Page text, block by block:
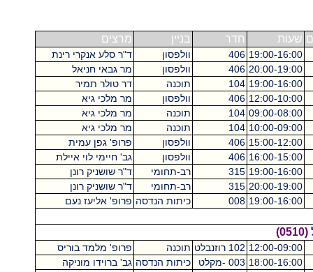
שעות חדר בניין מרצים
19:00-16:00
406 וולפסון
ד"ר סלע אנקרי רינת
20:00-19:00
406 וולפסון
מר גבאי חניאל
19:00-16:00
104 תוכנה
דר טולר תמיר
12:00-10:00
406 וולפסון
מר מלכי גיא
09:00-08:00
104 תוכנה
מר מלכי גיא
10:00-09:00
104 תוכנה
מר מלכי גיא
15:00-12:00
406 וולפסון
פרופ' גפן עמית
16:00-15:00
406 וולפסון
גב' חיימי לוי איילת
19:00-16:00
315 רב-תחומי
ד"ר שושניק רונן
20:00-19:00
315 רב-תחומי
ד"ר שושניק רונן
19:00-16:00
008 כיתות הנדסה פרופ' אליעז נעם
12:00-09:00 102 רוזנבלט תוכנה
פרופ' מלמד בוריס
18:00-16:00 003 -מקלט כיתות הנדסה גב' ברוידו מוניקה